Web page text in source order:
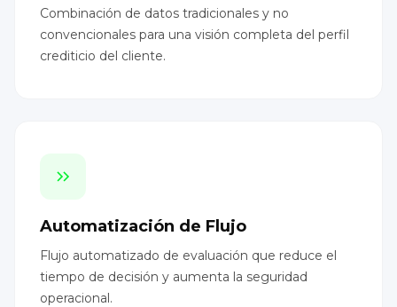
Combinación de datos tradicionales y no
convencionales para una visión completa del perfil
crediticio del cliente.
Automatización de Flujo
Flujo automatizado de evaluación que reduce el
tiempo de decisión y aumenta la seguridad
operacional.